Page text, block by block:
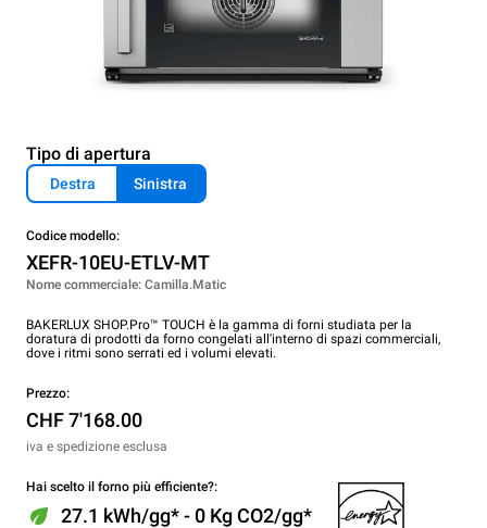
Tipo di apertura
Destra Sinistra
Codice modello:
XEFR-10EU-ETLV-MT
Nome commerciale: Camilla.Matic
BAKERLUX SHOP.Pro™ TOUCH è la gamma di forni studiata per la
doratura di prodotti da forno congelati all'interno di spazi commerciali,
dove i ritmi sono serrati ed i volumi elevati.
Prezzo:
CHF 7'168.00
iva e spedizione esclusa
Hai scelto il forno più efficiente?:
27.1 kWh/gg* - 0 Kg CO2/gg*